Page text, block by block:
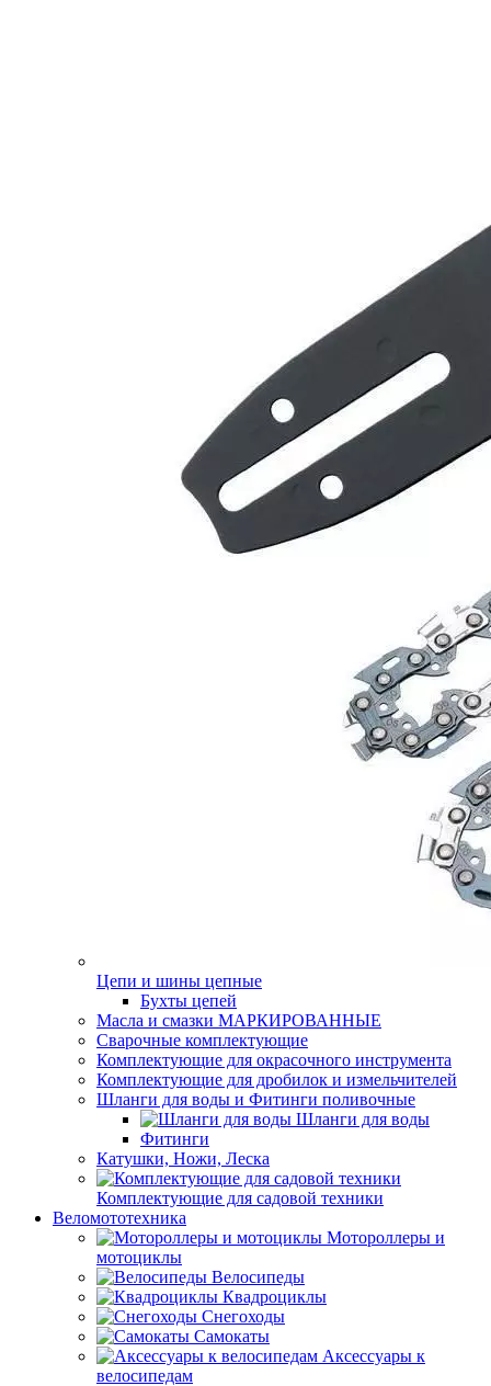
Цепи и шины цепные
Бухты цепей
Масла и смазки МАРКИРОВАННЫЕ
Сварочные комплектующие
Комплектующие для окрасочного инструмента
Комплектующие для дробилок и измельчителей
Шланги для воды и Фитинги поливочные
Шланги для воды
Фитинги
Катушки, Ножи, Леска
Комплектующие для садовой техники
Веломототехника
Мотороллеры и
мотоциклы
Велосипеды
Квадроциклы
Снегоходы
Самокаты
Аксессуары к
велосипедам